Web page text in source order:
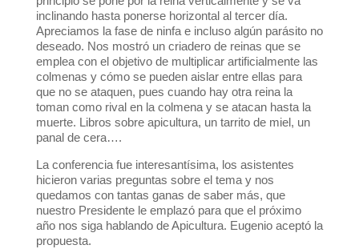
inclinando hasta ponerse horizontal al tercer día.
Apreciamos la fase de ninfa e incluso algún parásito no
deseado. Nos mostró un criadero de reinas que se
emplea con el objetivo de multiplicar artificialmente las
colmenas y cómo se pueden aislar entre ellas para
que no se ataquen, pues cuando hay otra reina la
toman como rival en la colmena y se atacan hasta la
muerte. Libros sobre apicultura, un tarrito de miel, un
panal de cera….
La conferencia fue interesantísima, los asistentes
hicieron varias preguntas sobre el tema y nos
quedamos con tantas ganas de saber más, que
nuestro Presidente le emplazó para que el próximo
año nos siga hablando de Apicultura. Eugenio aceptó la
propuesta.